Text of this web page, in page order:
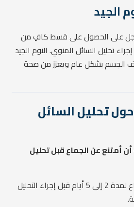
الجيد
على الحصول على قسط كافٍ من
تحليل السائل المنوي. النوم الجيد
الجسم بشكل عام ويعزز من صحة
تحليل السائل
أمتنع عن الجماع قبل تحليل
ينصح بالامتناع عن الجماع لمدة 2 إلى 5 أيام قبل إجراء التحليل